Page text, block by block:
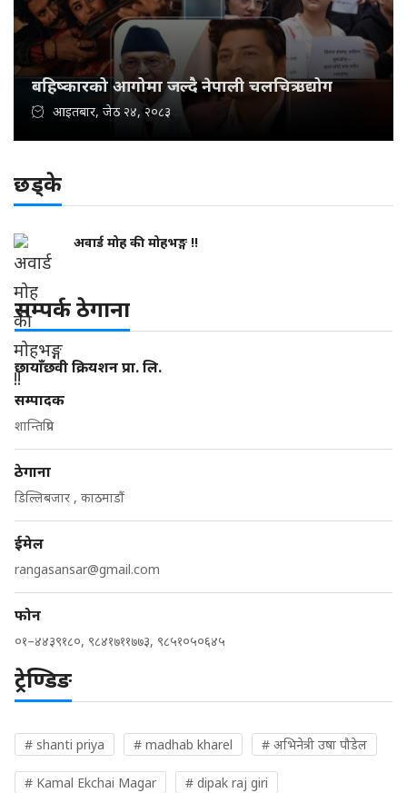
बहिष्कारको आगोमा जल्दै नेपाली चलचित्र उद्योग
आइतबार, जेठ २४, २०८३
छड्के
अवार्ड मोह की मोहभङ्ग !!
सम्पर्क ठेगाना
छायाँछवी क्रियशन प्रा. लि.
सम्पादक
शान्तिप्रिय
ठेगाना
डिल्लिबजार , काठमाडौं
ईमेल
rangasansar@gmail.com
फोन
०१–४४३९१८०, ९८४१७११७७३, ९८५१०५०६४५
ट्रेण्डिङ
# shanti priya # madhab kharel # अभिनेत्री उषा पौडेल
# Kamal Ekchai Magar # dipak raj giri